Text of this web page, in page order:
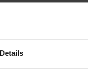
Details